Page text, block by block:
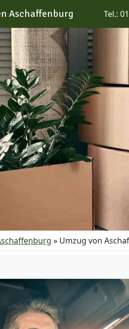
Aschaffenburg Tel.:
» Umzug von